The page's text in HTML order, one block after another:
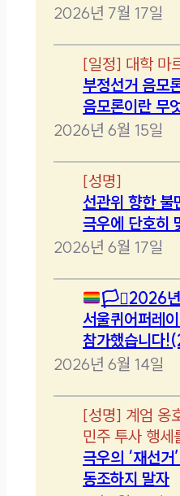
2026년 7월 17일
[일정] 대학 마
부정선거 음모
음모론이란 무
2026년 6월 15일
[성명]
선관위 향한 불
극우에 단호히
2026년 6월 17일
🏳️‍⚧️2026
서울퀴어퍼레
참가했습니다
2026년 6월 14일
[성명] 계엄 옹
민주 투사 행세
극우의 ‘재선거
동조하지 말자